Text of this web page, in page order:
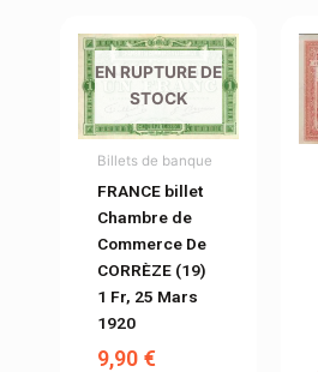
EN RUPTURE DE
STOCK
Billets de banque
FRANCE billet
Chambre de
Commerce De
CORRÈZE (19)
1 Fr, 25 Mars
1920
9,90€